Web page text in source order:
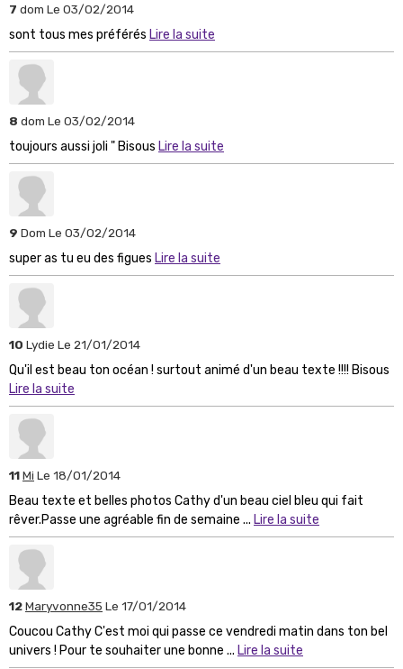
7 dom Le 03/02/2014
sont tous mes préférés Lire la suite
8 dom Le 03/02/2014
toujours aussi joli " Bisous Lire la suite
9 Dom Le 03/02/2014
super as tu eu des figues Lire la suite
10 Lydie Le 21/01/2014
Qu'il est beau ton océan ! surtout animé d'un beau texte !!!! Bisous
Lire la suite
11Mi Le 18/01/2014
Beau texte et belles photos Cathy d'un beau ciel bleu qui fait
rêver.Passe une agréable fin de semaine ... Lire la suite
12Maryvonne35 Le 17/01/2014
Coucou Cathy C'est moi qui passe ce vendredi matin dans ton bel
univers ! Pour te souhaiter une bonne ... Lire la suite